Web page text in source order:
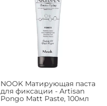
NOOK Матирующая паста
для фиксации - Artisan
Pongo Matt Paste, 100мл